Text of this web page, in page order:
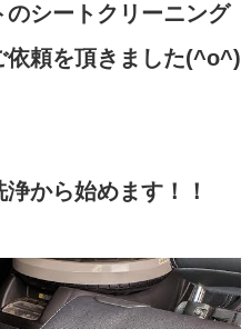
シートクリーニング
依頼を頂きました(^o^)
から始めます！！